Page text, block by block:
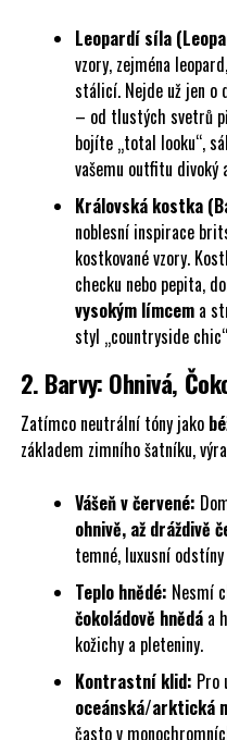
Leopardí síla
vzory, zejména
stálicí. Nejde už jen o
– od tlustých svetrů
bojíte „total looku“,
vašemu outfitu divoký
Královská kostka
noblesní inspirace
kostkované vzory.
checku nebo pepita,
vysokým límcema
styl „countryside
2. Barvy: Ohnivá,
Zatímco neutrální tóny jako
základem zimního šatníku,
Vášeň v červené:
ohnivě, až dráždivě
temné, luxusní odstíny
Teplo hnědé: Nesmí
čokoládově hnědáa
kožichy a pleteniny.
Kontrastní klid: Pro
oceánská/arktická
často v